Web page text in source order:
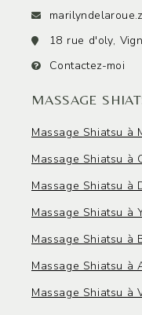
18 rue d'oly,
Contactez-moi
MASSAGE
Massage Shiatsu à
Massage Shiatsu à
Massage Shiatsu à
Massage Shiatsu à
Massage Shiatsu à
Massage Shiatsu à
Massage Shiatsu à